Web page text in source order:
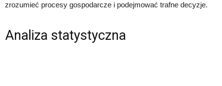
zrozumieć procesy gospodarcze i podejmować trafne decyzje.
Analiza statystyczna